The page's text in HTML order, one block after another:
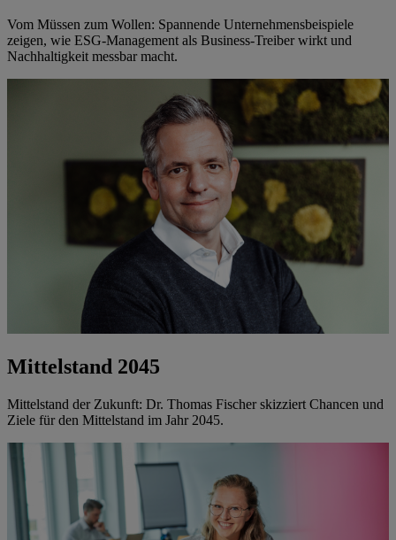
Vom Müssen zum Wollen: Spannende Unternehmensbeispiele
zeigen, wie ESG-Management als Business-Treiber wirkt und
Nachhaltigkeit messbar macht.
Mittelstand 2045
Mittelstand der Zukunft: Dr. Thomas Fischer skizziert Chancen und
Ziele für den Mittelstand im Jahr 2045.